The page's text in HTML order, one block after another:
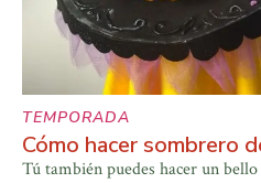
TEMPORADA
Cómo hacer sombrero
Tú también puedes hacer un